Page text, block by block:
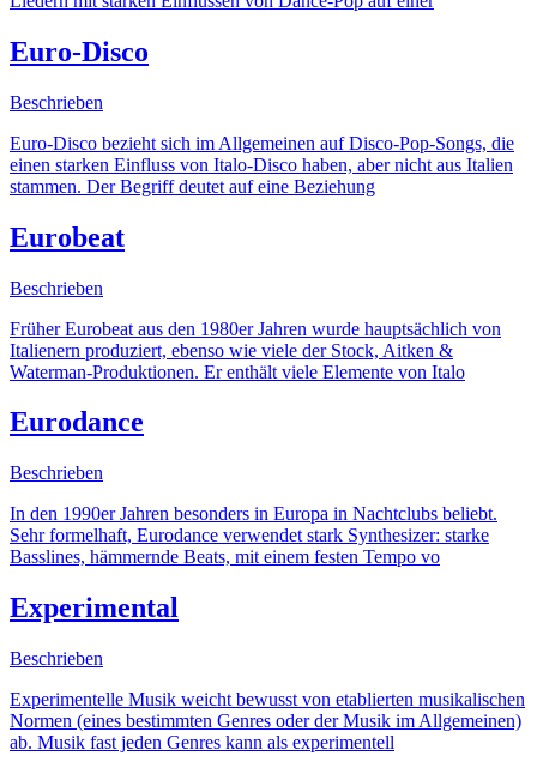
Euro-Disco
Beschrieben
Euro-Disco bezieht sich im Allgemeinen auf Disco-Pop-Songs, die
einen starken Einfluss von Italo-Disco haben, aber nicht aus Italien
stammen. Der Begriff deutet auf eine Beziehung
Eurobeat
Beschrieben
Früher Eurobeat aus den 1980er Jahren wurde hauptsächlich von
Italienern produziert, ebenso wie viele der Stock, Aitken &
Waterman-Produktionen. Er enthält viele Elemente von Italo
Eurodance
Beschrieben
In den 1990er Jahren besonders in Europa in Nachtclubs beliebt.
Sehr formelhaft, Eurodance verwendet stark Synthesizer: starke
Basslines, hämmernde Beats, mit einem festen Tempo vo
Experimental
Beschrieben
Experimentelle Musik weicht bewusst von etablierten musikalischen
Normen (eines bestimmten Genres oder der Musik im Allgemeinen)
ab. Musik fast jeden Genres kann als experimentell